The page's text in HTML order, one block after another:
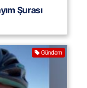
Şurası
Gündəm